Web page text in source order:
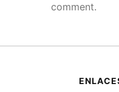
comment.